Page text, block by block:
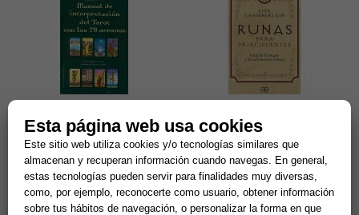
MANUAL DE INTERPRETACIÓN
DEL TAROT CON LOS 78
ARCANOS
Lectura de la boda o
convivencia de la pareja, del
embarazo, de los negocios,
del pleito, de la salud... Éstas...
15,38 €
RUNAS PARA PRINCIPIANTES:
GUÍA DE LA MAGIA Y LA
ADIVINACIÓN RÚNICA
Lisa Charberlain sigue
ofreciédonos prácticos
manuales para iniciarnos en las
diferentes disciplinas
esotérica...
Esta página web usa cookies
Este sitio web utiliza cookies y/o tecnologías similares que
almacenan y recuperan información cuando navegas. En general,
estas tecnologías pueden servir para finalidades muy diversas,
como, por ejemplo, reconocerte como usuario, obtener información
sobre tus hábitos de navegación, o personalizar la forma en que